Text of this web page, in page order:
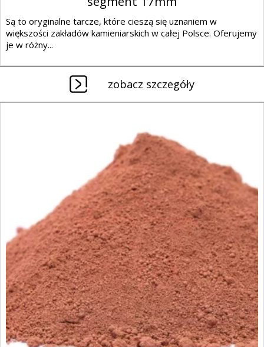
Są to oryginalne tarcze, które cieszą się uznaniem w
większości zakładów kamieniarskich w całej Polsce. Oferujemy
je w różny...
zobacz szczegóły